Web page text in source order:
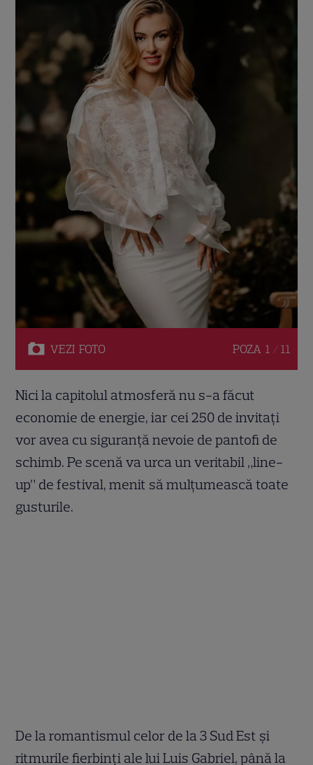
VEZI FOTO POZA 1 / 11
Nici la capitolul atmosferă nu s-a făcut
economie de energie, iar cei 250 de invitați
vor avea cu siguranță nevoie de pantofi de
schimb. Pe scenă va urca un veritabil „line-
up” de festival, menit să mulțumească toate
gusturile.
De la romantismul celor de la 3 Sud Est și
ritmurile fierbinți ale lui Luis Gabriel, până la